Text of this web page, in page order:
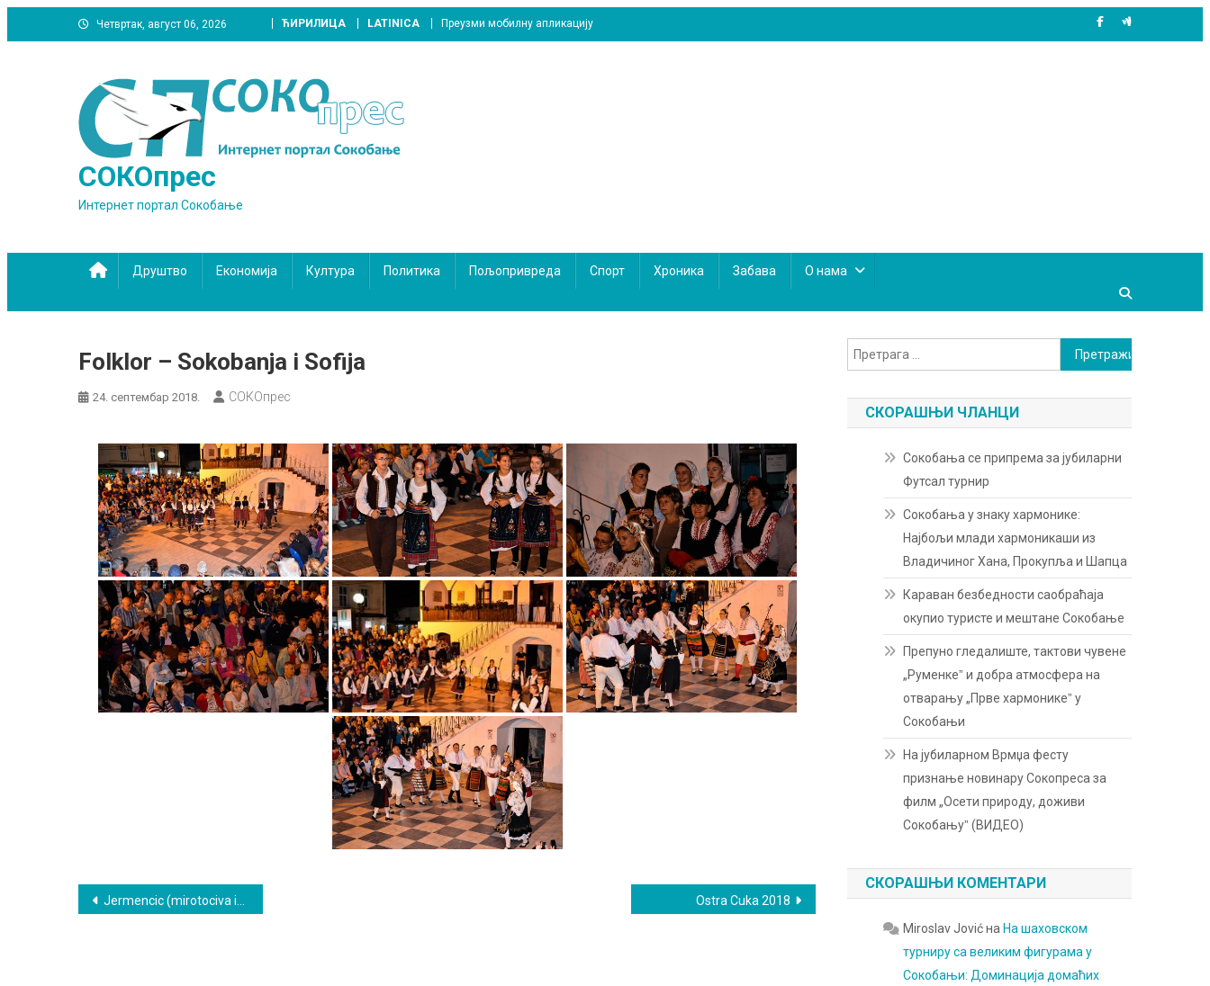
to
Четвртак, август 06, 2026 ЋИРИЛИЦА LATINICA Преузми мобилну апликацију
СОКОпрес
Интернет портал Сокобање
Друштво Економија Култура Политика Пољопривреда Спорт Хроника Забава О нама
Folklor – Sokobanja i Sofija
24. септембар 2018. СОКОпрес
Кретање
Jermencic (mirotociva ikona) Ostra Cuka 2018
Претрага
за:
СКОРАШЊИ ЧЛАНЦИ
Сокобања се припрема за јубиларни
Футсал турнир
Сокобања у знаку хармонике:
Најбољи млади хармоникаши из
Владичиног Хана, Прокупља и Шапца
Караван безбедности саобраћаја
окупио туристе и мештане Сокобање
Препуно гледалиште, тактови чувене
„Руменкеˮ и добра атмосфера на
отварању „Прве хармоникеˮ у
Сокобањи
На јубиларном Врмџа фесту
признање новинару Сокопреса за
филм „Осети природу, доживи
Сокобањуˮ (ВИДЕО)
СКОРАШЊИ КОМЕНТАРИ
Miroslav Jovićна На шаховском
турниру са великим фигурама у
Сокобањи: Доминација домаћих